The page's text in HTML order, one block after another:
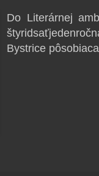
Do Literárnej
Bystrice